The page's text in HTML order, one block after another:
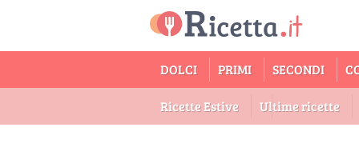
DOLCI PRIMI SECONDI
Ricette Estive Ultime ricette